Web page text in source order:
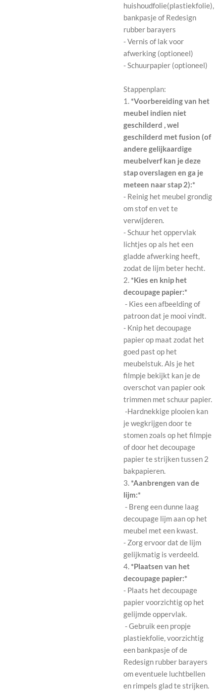
huishoudfolie(plastiekfolie),
bankpasje of Redesign
rubber barayers
- Vernis of lak voor
afwerking (optioneel)
- Schuurpapier (optioneel)
Stappenplan:
1.*Voorbereiding van het
meubel indien niet
geschilderd , wel
geschilderd met fusion (of
andere gelijkaardige
meubelverf kan je deze
stap overslagen en ga je
meteen naar stap 2):*
- Reinig het meubel grondig
om stof en vet te
verwijderen.
- Schuur het oppervlak
lichtjes op als het een
gladde afwerking heeft,
zodat de lijm beter hecht.
2.*Kies en knip het
decoupage papier:*
- Kies een afbeelding of
patroon dat je mooi vindt.
- Knip het decoupage
papier op maat zodat het
goed past op het
meubelstuk. Als je het
filmpje bekijkt kan je de
overschot van papier ook
trimmen met schuur papier.
-Hardnekkige plooien kan
je wegkrijgen door te
stomen zoals op het filmpje
of door het decoupage
papier te strijken tussen 2
bakpapieren.
3.*Aanbrengen van de
lijm:*
- Breng een dunne laag
decoupage lijm aan op het
meubel met een kwast.
- Zorg ervoor dat de lijm
gelijkmatig is verdeeld.
4.*Plaatsen van het
decoupage papier:*
- Plaats het decoupage
papier voorzichtig op het
gelijmde oppervlak.
- Gebruik een propje
plastiekfolie, voorzichtig
een bankpasje of de
Redesign rubber barayers
om eventuele luchtbellen
en rimpels glad te strijken.